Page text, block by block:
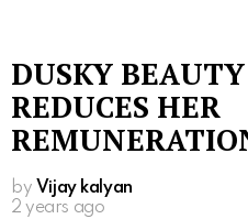
DUSKY
REDUCES HER
by Vijay kalyan
2 years ago